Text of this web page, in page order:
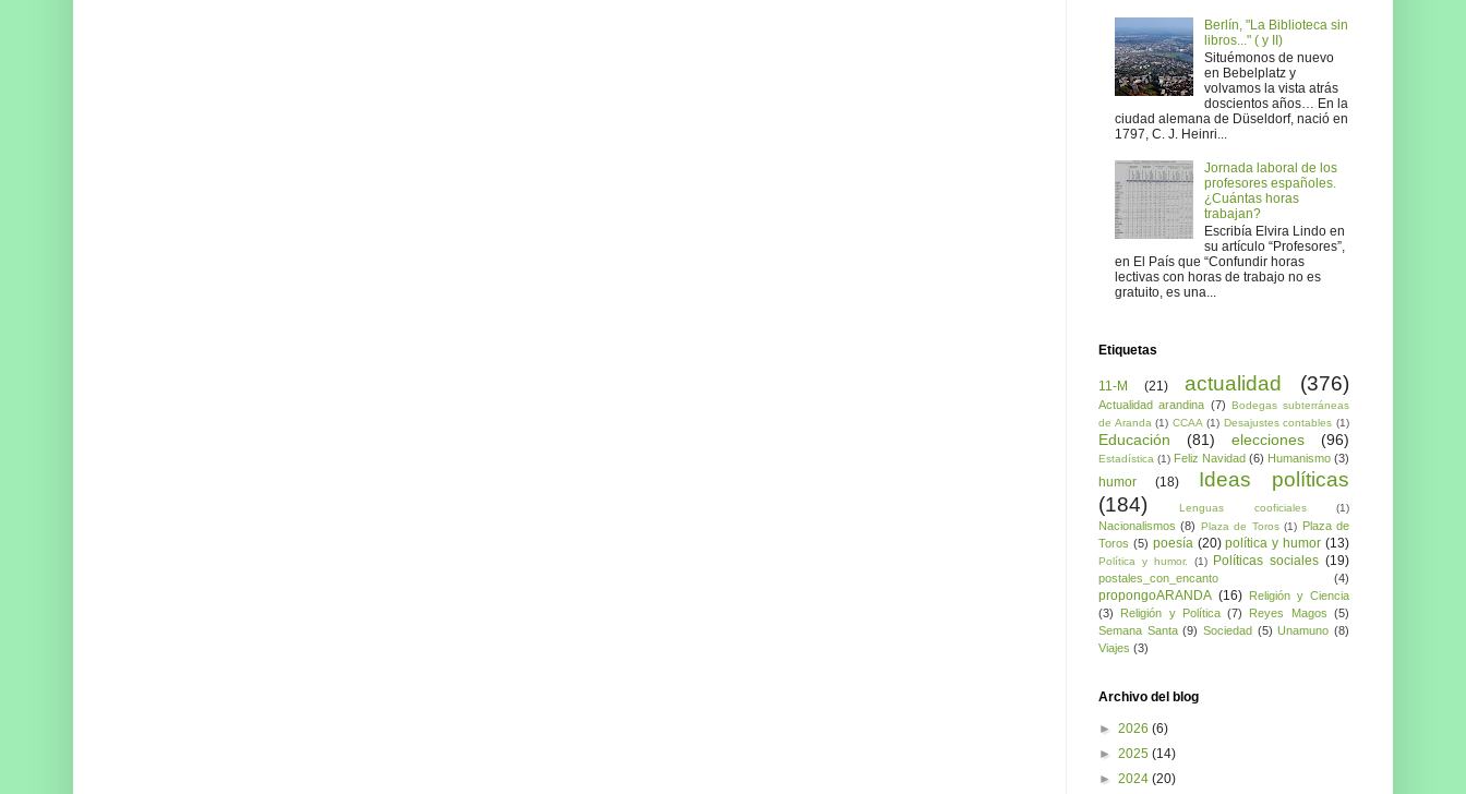
Berlín, "La Biblioteca sin
libros..." ( y II)
Situémonos de nuevo
en Bebelplatz y
volvamos la vista atrás
doscientos años… En la
ciudad alemana de Düseldorf, nació en
1797, C. J. Heinri...
Jornada laboral de los
profesores españoles.
¿Cuántas horas
trabajan?
Escribía Elvira Lindo en
su artículo “Profesores”,
en El País que “Confundir horas
lectivas con horas de trabajo no es
gratuito, es una...
Etiquetas
11-M (21) actualidad (376)
Actualidad arandina (7) Bodegas subterráneas
de Aranda (1) CCAA (1) Desajustes contables (1)
Educación (81) elecciones (96)
Estadística (1) Feliz Navidad (6) Humanismo (3)
humor (18)
Ideas políticas
(184)
Lenguas cooficiales (1)
Nacionalismos (8) Plaza de Toros (1) Plaza de
Toros (5) poesía (20) política y humor (13)
Política y humor. (1) Políticas sociales (19)
postales_con_encanto (4)
propongoARANDA (16) Religión y Ciencia
(3)
Religión y Política (7) Reyes Magos (5)
Semana Santa (9) Sociedad (5) Unamuno (8)
Viajes (3)
Archivo del blog
► 2026 (6)
► 2025 (14)
► 2024 (20)